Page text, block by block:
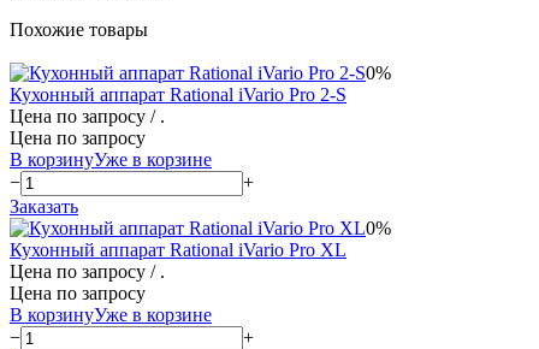
Похожие товары
0%
Кухонный аппарат Rational iVario Pro 2-S
Цена по запросу / .
Цена по запросу
В корзинуУже в корзине
−
+
Заказать
0%
Кухонный аппарат Rational iVario Pro XL
Цена по запросу / .
Цена по запросу
В корзинуУже в корзине
−
+